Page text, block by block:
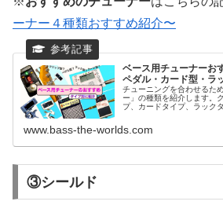
ーナー４種類おすすめ紹介〜
ベース用チューナーお
ペダル・カード型・ラ
チューニングを合わせるた
ー」の種類を紹介します。
プ、カードタイプ、ラック
www.bass-the-worlds.com
③シールド